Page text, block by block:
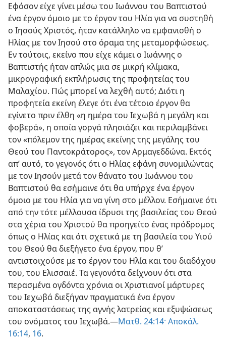
Εφόσον είχε γίνει μέσω του Ιωάννου του Βαπτιστού
ένα έργον όμοιο με το έργον του Ηλία για να συστηθή
ο Ιησούς Χριστός, ήταν κατάλληλο να εμφανισθή ο
Ηλίας με τον Ιησού στο όραμα της μεταμορφώσεως.
Εν τούτοις, εκείνο που είχε κάμει ο Ιωάννης ο
Βαπτιστής ήταν απλώς μια σε μικρή κλίμακα,
μικρογραφική εκπλήρωσις της προφητείας του
Μαλαχίου. Πώς μπορεί να λεχθή αυτό; Διότι η
προφητεία εκείνη έλεγε ότι ένα τέτοιο έργον θα
εγίνετο πριν έλθη «η ημέρα του Ιεχωβά η μεγάλη και
φοβερά», η οποία γοργά πλησιάζει και περιλαμβάνει
τον «πόλεμον της ημέρας εκείνης της μεγάλης του
Θεού του Παντοκράτορος», τον Αρμαγεδδώνα. Εκτός
απ’ αυτό, το γεγονός ότι ο Ηλίας εφάνη συνομιλώντας
με τον Ιησούν μετά τον θάνατο του Ιωάννου του
Βαπτιστού θα εσήμαινε ότι θα υπήρχε ένα έργον
όμοιο με του Ηλία για να γίνη στο μέλλον. Εσήμαινε ότι
από την τότε μέλλουσα ίδρυσι της βασιλείας του Θεού
στα χέρια του Χριστού θα προηγείτο ένας πρόδρομος
όπως ο Ηλίας και ότι σχετικά με τη βασιλεία του Υιού
του Θεού θα διεξήγετο ένα έργον, που θ’
αντιστοιχούσε με το έργον του Ηλία και του διαδόχου
του, του Ελισσαιέ. Τα γεγονότα δείχνουν ότι στα
περασμένα ογδόντα χρόνια οι Χριστιανοί μάρτυρες
του Ιεχωβά διεξήγαν πραγματικά ένα έργον
αποκαταστάσεως της αγνής λατρείας και εξυψώσεως
του ονόματος του Ιεχωβά.—Ματθ. 24:14· Αποκάλ.
16:14, 16.